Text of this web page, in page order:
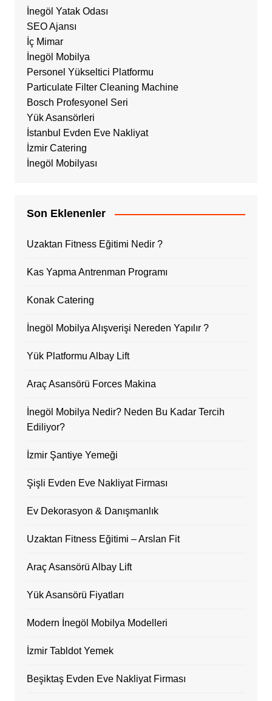
İnegöl Yatak Odası
SEO Ajansı
İç Mimar
İnegöl Mobilya
Personel Yükseltici Platformu
Particulate Filter Cleaning Machine
Bosch Profesyonel Seri
Yük Asansörleri
İstanbul Evden Eve Nakliyat
İzmir Catering
İnegöl Mobilyası
Son Eklenenler
Uzaktan Fitness Eğitimi Nedir ?
Kas Yapma Antrenman Programı
Konak Catering
İnegöl Mobilya Alışverişi Nereden Yapılır ?
Yük Platformu Albay Lift
Araç Asansörü Forces Makina
İnegöl Mobilya Nedir? Neden Bu Kadar Tercih
Ediliyor?
İzmir Şantiye Yemeği
Şişli Evden Eve Nakliyat Firması
Ev Dekorasyon & Danışmanlık
Uzaktan Fitness Eğitimi – Arslan Fit
Araç Asansörü Albay Lift
Yük Asansörü Fiyatları
Modern İnegöl Mobilya Modelleri
İzmir Tabldot Yemek
Beşiktaş Evden Eve Nakliyat Firması